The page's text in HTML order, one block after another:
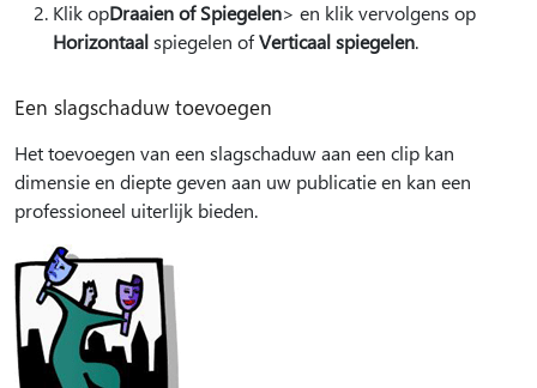
Klik opDraaien of Spiegelen> en klik vervolgens op
Horizontaalspiegelen ofVerticaal spiegelen.
Een slagschaduw toevoegen
Het toevoegen van een slagschaduw aan een clip kan
dimensie en diepte geven aan uw publicatie en kan een
professioneel uiterlijk bieden.